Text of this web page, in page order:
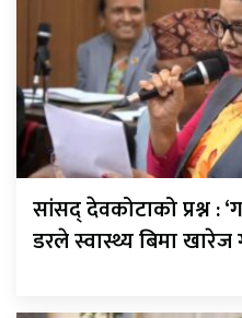
सांसद् देवकोटाको प्रश्न :
डरले स्वास्थ्य बिमा खारेज